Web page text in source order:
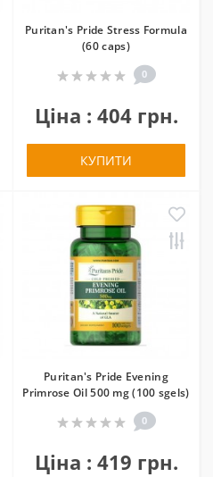
Puritan's Pride Stress Formula
(60 caps)
0
Ціна : 404 грн.
КУПИТИ
Puritan's Pride Evening
Primrose Oil 500 mg (100 sgels)
0
Ціна : 419 грн.